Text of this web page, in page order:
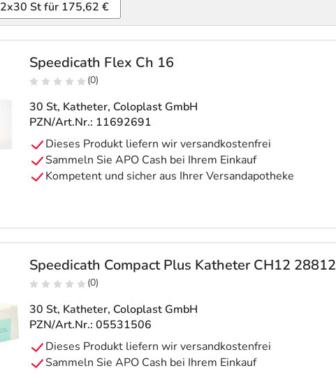
2x30 St für 175,62 €
Speedicath Flex Ch 16
(0)
30 St, Katheter, Coloplast GmbH
PZN/Art.Nr.: 11692691
Speedicath Compact Plus Katheter CH12 28812
(0)
30 St, Katheter, Coloplast GmbH
PZN/Art.Nr.: 05531506